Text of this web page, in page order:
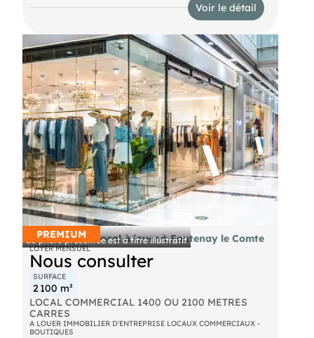
Voir le détail
La photo présentée est à titre illustratif
PREMIUM
COMMERCE - local à louer à Fontenay le Comte
LOYER MENSUEL
Nous consulter
SURFACE
2 100 m²
LOCAL COMMERCIAL 1400 OU 2100 METRES
CARRES
A LOUER IMMOBILIER D'ENTREPRISE LOCAUX COMMERCIAUX -
BOUTIQUES